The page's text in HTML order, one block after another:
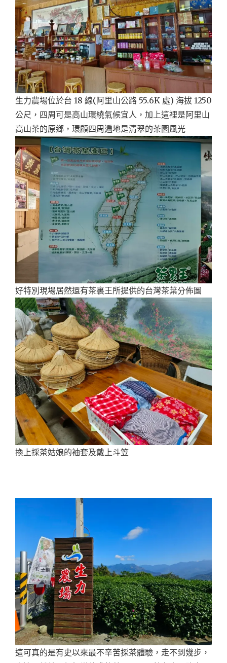
生力農場位於台 18 線(阿里山公路 55.6K 處) 海拔 1250
公尺，四周可是高山環繞氣候宜人，加上這裡是阿里山
高山茶的原鄉，環顧四周遍地是清翠的茶園風光
好特別現場居然還有茶裏王所提供的台灣茶葉分佈圖
換上採茶姑娘的袖套及戴上斗笠
這可真的是有史以來最不辛苦採茶體驗，走不到幾步，